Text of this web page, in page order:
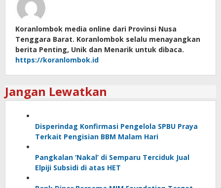
Koranlombok media online dari Provinsi Nusa
Tenggara Barat. Koranlombok selalu menayangkan
berita Penting, Unik dan Menarik untuk dibaca.
https://koranlombok.id
Jangan Lewatkan
Disperindag Konfirmasi Pengelola SPBU Praya
Terkait Pengisian BBM Malam Hari
Pangkalan ‘Nakal’ di Semparu Terciduk Jual
Elpiji Subsidi di atas HET